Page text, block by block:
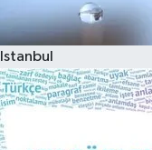
Istanbul